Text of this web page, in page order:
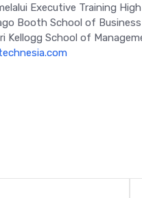
Executive Training
Booth School of
Kellogg School of